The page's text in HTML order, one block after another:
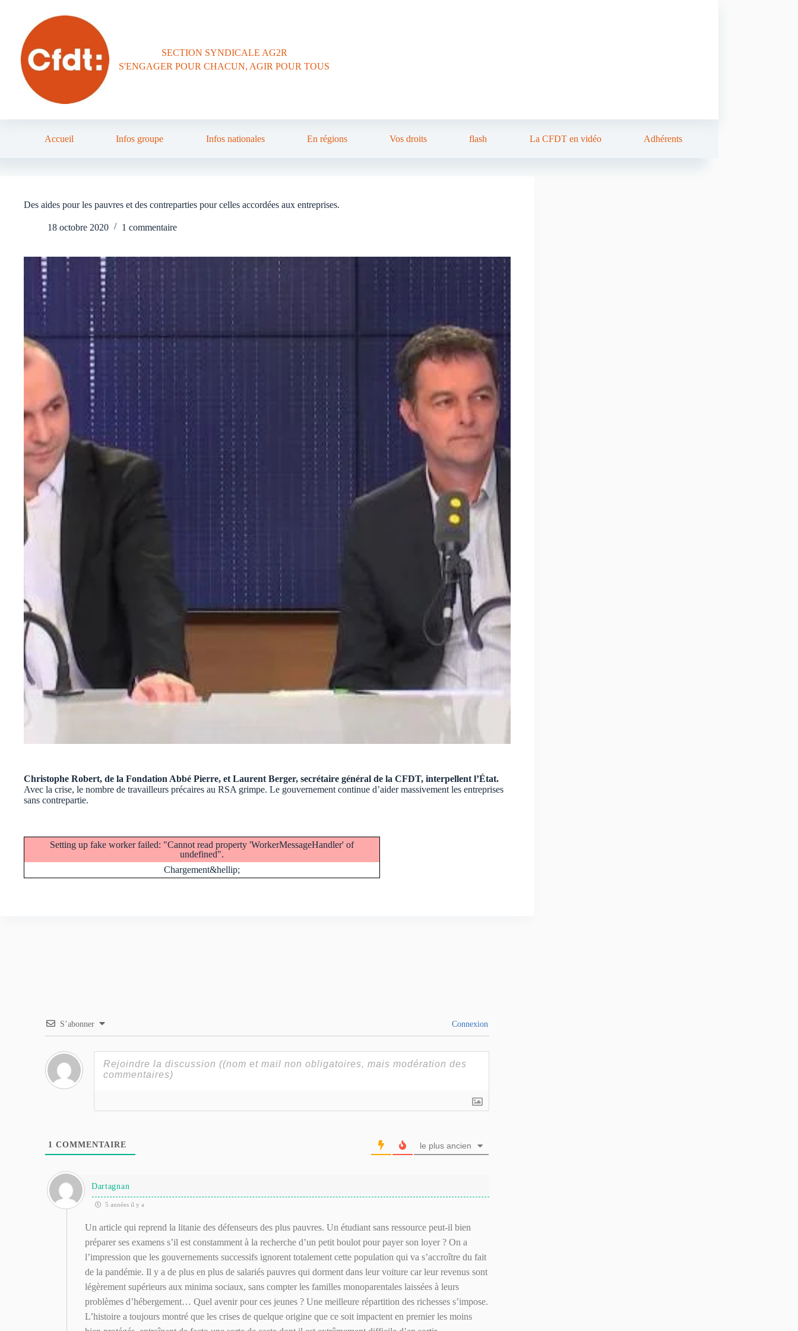
SECTION SYNDICALE AG2R
S'ENGAGER POUR CHACUN, AGIR POUR TOUS
Accueil Infos groupe Infos nationales En régions Vos droits flash La CFDT en vidéo Adhérents
Des aides pour les pauvres et des contreparties pour celles accordées aux entreprises.
18 octobre 2020 1 commentaire
Christophe Robert, de la Fondation Abbé Pierre, et Laurent Berger, secrétaire général de la CFDT, interpellent l’État.
Avec la crise, le nombre de travailleurs précaires au RSA grimpe. Le gouvernement continue d’aider massivement les entreprises
sans contrepartie.
Setting up fake worker failed: "Cannot read property 'WorkerMessageHandler' of
undefined".
Chargement&hellip;
S’abonner Connexion
1 COMMENTAIRE le plus ancien
Dartagnan
5 années il y a
Un article qui reprend la litanie des défenseurs des plus pauvres. Un étudiant sans ressource peut-il bien
préparer ses examens s’il est constamment à la recherche d’un petit boulot pour payer son loyer ? On a
l’impression que les gouvernements successifs ignorent totalement cette population qui va s’accroître du fait
de la pandémie. Il y a de plus en plus de salariés pauvres qui dorment dans leur voiture car leur revenus sont
légèrement supérieurs aux minima sociaux, sans compter les familles monoparentales laissées à leurs
problèmes d’hébergement… Quel avenir pour ces jeunes ? Une meilleure répartition des richesses s’impose.
L’histoire a toujours montré que les crises de quelque origine que ce soit impactent en premier les moins